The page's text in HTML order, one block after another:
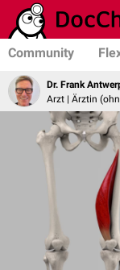
Community
Dr. Frank
Arzt | Ärztin